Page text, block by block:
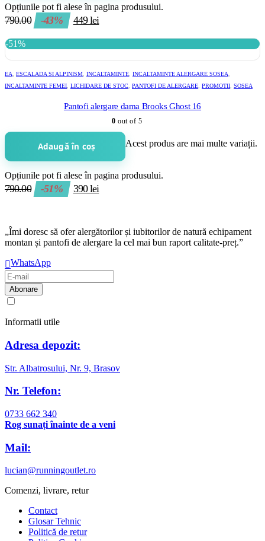
Opțiunile pot fi alese în pagina produsului.
790.00 -43% 449lei
-51%
EA ESCALADA SI ALPINISM INCALTAMINTE INCALTAMINTE ALERGARE SOSEA
INCALTAMINTE FEMEI LICHIDARE DE STOC PANTOFI DE ALERGARE PROMOTII SOSEA
Pantofi alergare dama Brooks Ghost 16
0 out of 5
Adaugă în coș Acest produs are mai multe variații.
Opțiunile pot fi alese în pagina produsului.
790.00 -51% 390lei
„Îmi doresc să ofer alergătorilor și iubitorilor de natură echipament
montan și pantofi de alergare la cel mai bun raport calitate-preț.”
WhatsApp
Informatii utile
Adresa depozit:
Str. Albatrosului, Nr. 9, Brasov
Nr. Telefon:
0733 662 340
Rog sunați înainte de a veni
Mail:
lucian@runningoutlet.ro
Comenzi, livrare, retur
Contact
Glosar Tehnic
Politică de retur